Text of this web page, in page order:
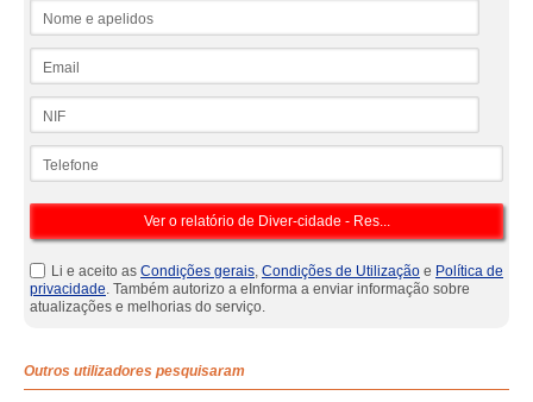
Li e aceito as Condições gerais, Condições de Utilização e Política de
privacidade. Também autorizo a eInforma a enviar informação sobre
atualizações e melhorias do serviço.
Outros utilizadores pesquisaram